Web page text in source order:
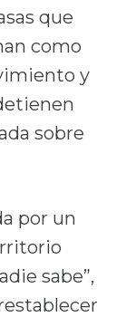
que
como
y
sobre
por un
sabe”,